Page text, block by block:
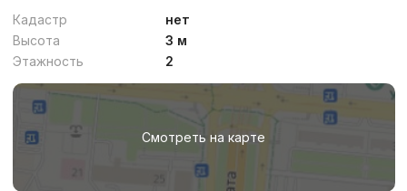
Кадастр
нет
Высота
3 м
Этажность
2
Смотреть на карте